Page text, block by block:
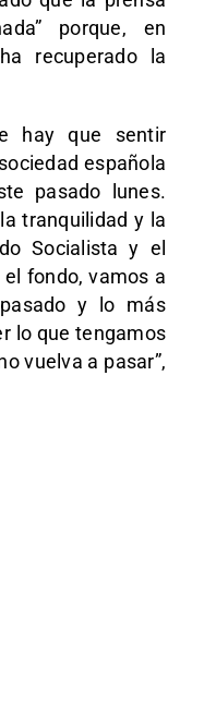
porque, en
recuperado la
hay que sentir
española
pasado lunes.
tranquilidad y la
Socialista y el
fondo, vamos a
y lo más
lo que tengamos
vuelva a pasar”,